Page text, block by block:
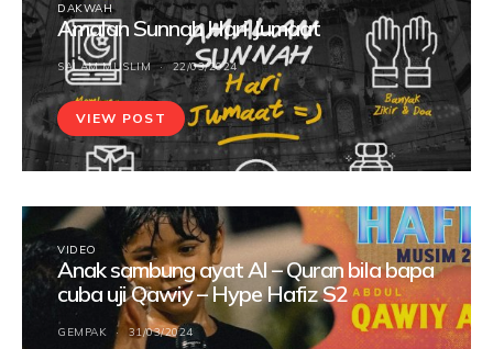
DAKWAH
Amalan Sunnah Hari Jumaat
SALAM MUSLIM 22/03/2024
VIEW POST
VIDEO
Anak sambung ayat Al – Quran bila bapa
cuba uji Qawiy – Hype Hafiz S2
GEMPAK 31/03/2024